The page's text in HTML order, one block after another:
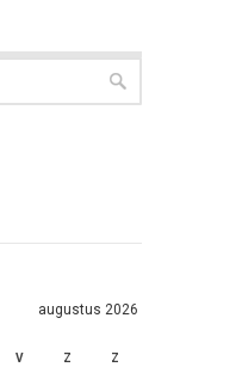
augustus 2026
V Z Z